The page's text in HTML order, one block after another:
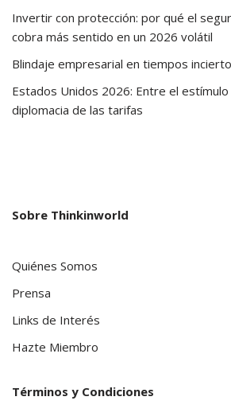
Invertir con protección: por qué el
cobra más sentido en un 2026 volátil
Blindaje empresarial en tiempos
Estados Unidos 2026: Entre el estímulo
diplomacia de las tarifas
Sobre Thinkinworld
Quiénes Somos
Prensa
Links de Interés
Hazte Miembro
Términos y Condiciones